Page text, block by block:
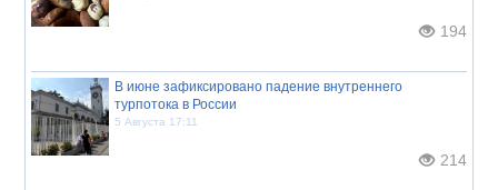
194
В июне зафиксировано падение внутреннего
турпотока в России
5 Августа 17:11
214